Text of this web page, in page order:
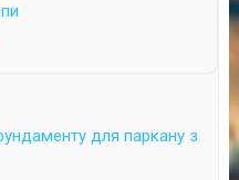
для паркану з